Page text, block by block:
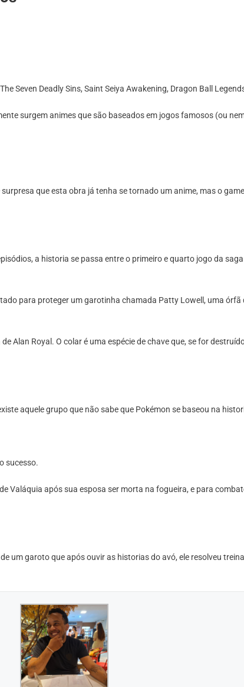
Seven Deadly Sins, Saint Seiya Awakening, Dragon Ball
surgem animes que são baseados em jogos famosos (ou
que esta obra já tenha se tornado um anime, mas o
a historia se passa entre o primeiro e quarto jogo da
para proteger um garotinha chamada Patty Lowell, uma
Alan Royal. O colar é uma espécie de chave que, se for
aquele grupo que não sabe que Pokémon se baseou na
sucesso.
Valáquia após sua esposa ser morta na fogueira, e para
um garoto que após ouvir as historias do avó, ele resolveu